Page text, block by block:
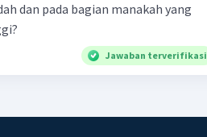
dan pada bagian manakah yang
Jawaban terverifikasi